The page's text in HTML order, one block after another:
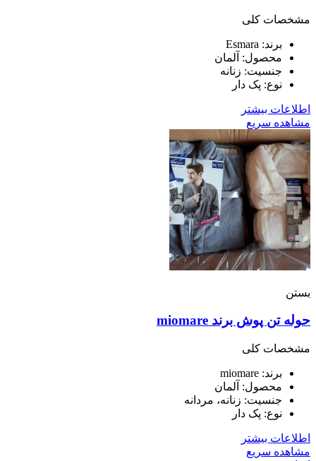
مشخصات کلی
برند: Esmara
محصول: آلمان
جنسیت: زنانه
نوع: پک دار
اطلاعات بیشتر
مشاهده سریع
بستن
حوله تن پوش برند miomare
مشخصات کلی
برند: miomare
محصول: آلمان
جنسیت: زنانه، مردانه
نوع: پک دار
اطلاعات بیشتر
مشاهده سریع